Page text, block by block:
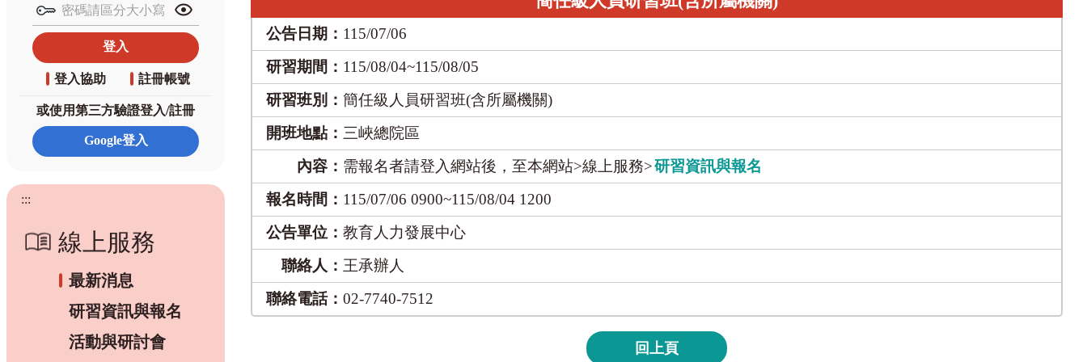
登入協助 註冊帳號
或使用第三方驗證登入/註冊
:::
線上服務
最新消息
研習資訊與報名
活動與研討會
公告日期： 115/07/06
研習期間： 115/08/04~115/08/05
研習班別： 簡任級人員研習班(含所屬機關)
開班地點： 三峽總院區
內容： 需報名者請登入網站後，至本網站>線上服務>研習資訊與報名
報名時間： 115/07/06 0900~115/08/04 1200
公告單位： 教育人力發展中心
聯絡人： 王承辦人
聯絡電話： 02-7740-7512
回上頁